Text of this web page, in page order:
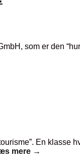
som er den
En
mere →